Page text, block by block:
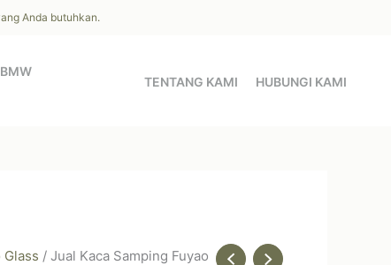
Anda butuhkan.
BMW
TENTANG KAMI HUBUNGI KAMI
Glass / Jual Kaca Samping Fuyao